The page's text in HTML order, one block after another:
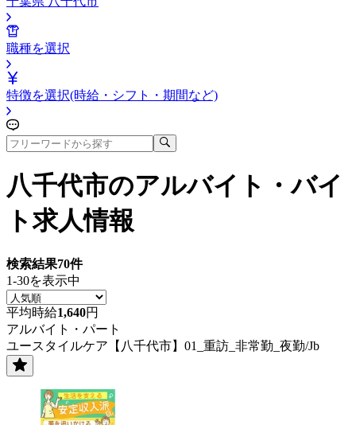
職種を選択
特徴を選択(時給・シフト・期間など)
八千代市のアルバイト・バイ
ト求人情報
検索結果70件
1-30を表示中
平均時給1,640円
アルバイト・パート
ユースタイルケア【八千代市】01_重訪_非常勤_夜勤/Jb